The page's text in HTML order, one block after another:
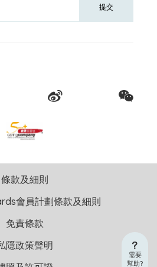
需要
幫助?
提交
條款及細則
會員計劃條款及細則
免責條款
隱政策聲明